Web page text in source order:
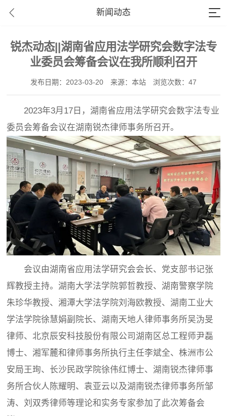
新闻动态
锐杰动态||湖南省应用法学研究会数字法专
业委员会筹备会议在我所顺利召开
发布日期：2023-03-20 来源：本站 浏览次数：47
2023年3月17日，湖南省应用法学研究会数字法专业
委员会筹备会议在湖南锐杰律师事务所召开。
会议由湖南省应用法学研究会会长、党支部书记张
辉教授主持。湖南大学法学院郭哲教授、湖南警察学院
朱珍华教授、湘潭大学法学院刘海欧教授、湖南工业大
学法学院徐慧娟副院长、湖南天地人律师事务所吴沩旻
律师、北京辰安科技股份有限公司湖南区总工程师尹磊
博士、湘军麓和律师事务所执行主任李斌全、株洲市公
安局王珣、长沙民政学院徐伟红博士、湖南锐杰律师事
务所合伙人陈耀明、袁亚云以及湖南锐杰律师事务所邹
涛、刘双秀律师等理论和实务专家参加了此次筹备会